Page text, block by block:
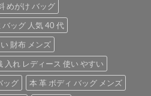
めがけ バッグ
バッグ 人気 40 代
財布 メンズ
入れ レディース 使い やすい
ッグ
本 革 ボディ バッグ メンズ